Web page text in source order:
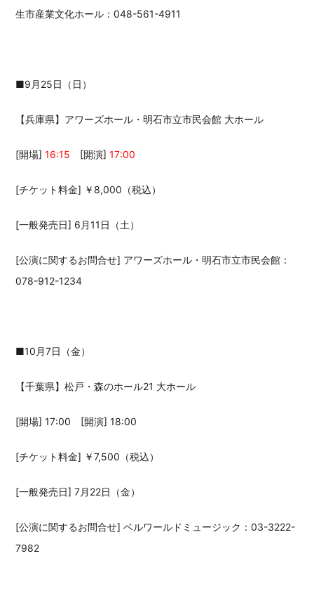
生市産業文化ホール：048-561-4911
■9月25日（日）
【兵庫県】アワーズホール・明石市立市民会館 大ホール
[開場] 16:15 [開演] 17:00
[チケット料金] ￥8,000（税込）
[一般発売日] 6月11日（土）
[公演に関するお問合せ] アワーズホール・明石市立市民会館：
078-912-1234
■10月7日（金）
【千葉県】松戸・森のホール21 大ホール
[開場] 17:00 [開演] 18:00
[チケット料金] ￥7,500（税込）
[一般発売日] 7月22日（金）
[公演に関するお問合せ] ベルワールドミュージック：03-3222-
7982